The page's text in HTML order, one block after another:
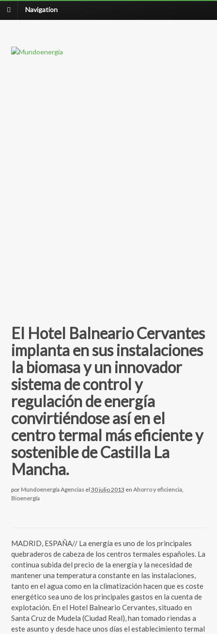
Navigation
El Hotel Balneario Cervantes
implanta en sus instalaciones
la biomasa y un innovador
sistema de control y
regulación de energía
convirtiéndose así en el
centro termal más eficiente y
sostenible de Castilla La
Mancha.
por Mundoenergía Agencias el 30 julio 2013 en Ahorro y eficiencia,
Bioenergía
MADRID, ESPAÑA// La energía es uno de los principales
quebraderos de cabeza de los centros termales españoles. La
continua subida del precio de la energía y la necesidad de
mantener una temperatura constante en las instalaciones,
tanto en el agua como en la climatización hacen que es coste
energético sea uno de los principales gastos en la cuenta de
explotación. En el Hotel Balneario Cervantes, situado en
Santa Cruz de Mudela (Ciudad Real), han tomado riendas a
este asunto y desde hace unos días el establecimiento termal